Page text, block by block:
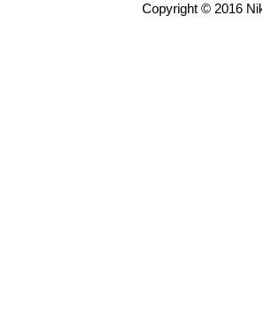
Copyright © 2016